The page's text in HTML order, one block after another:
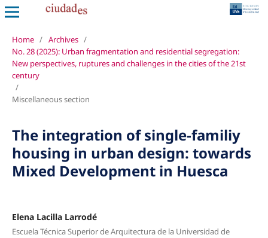
Home / Archives /
No. 28 (2025): Urban fragmentation and residential segregation:
New perspectives, ruptures and challenges in the cities of the 21st
century
/
Miscellaneous section
The integration of single-familiy
housing in urban design: towards
Mixed Development in Huesca
Elena Lacilla Larrodé
Escuela Técnica Superior de Arquitectura de la Universidad de